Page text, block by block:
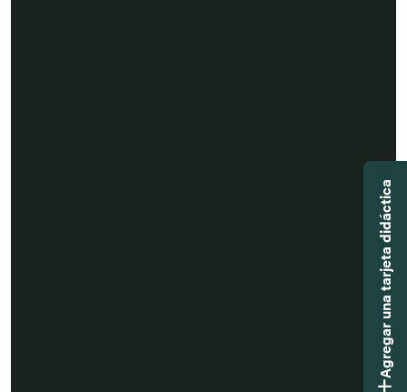
Agregar una tarjeta didáctica